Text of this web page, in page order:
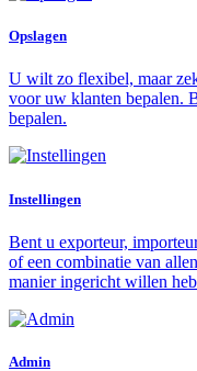
Opslagen
U wilt zo flexibel, maar
voor uw klanten bepalen.
bepalen.
Instellingen
Bent u exporteur,
of een combinatie van
manier ingericht willen
Admin